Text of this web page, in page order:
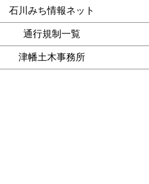
石川みち情報ネット
通行規制一覧
津幡土木事務所